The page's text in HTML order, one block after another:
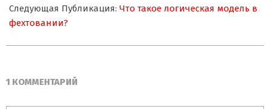
Следующая Публикация: Что такое логическая модель в
фехтовании?
1 КОММЕНТАРИЙ